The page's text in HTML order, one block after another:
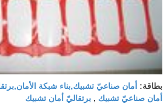
بطاقة: أمان صناعيّ تشبيك,بناء شبكة
أمان صناعيّ تشبيك , برتقاليّ أمان تشبيك